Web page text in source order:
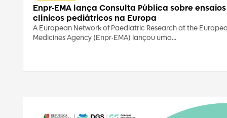
Enpr-EMA lança Consulta Pública sobre ensaios
clínicos pediátricos na Europa
A European Network of Paediatric Research at the
Medicines Agency (Enpr-EMA) lançou uma...